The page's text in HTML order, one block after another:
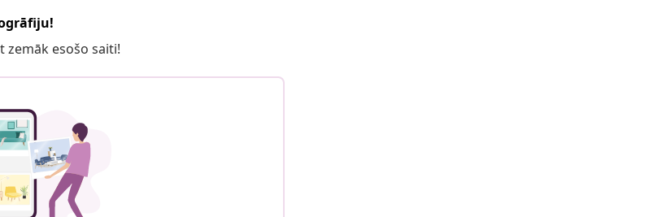
zemāk esošo saiti!